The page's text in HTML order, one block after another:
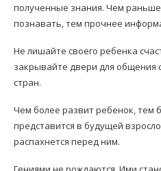
полученные знания. Чем
познавать, тем прочнее
Не лишайте своего ребенка
закрывайте двери для общения
стран.
Чем более развит ребенок, тем
представится в будущей
распахнется перед ним.